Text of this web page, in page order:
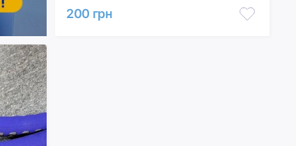
200 грн